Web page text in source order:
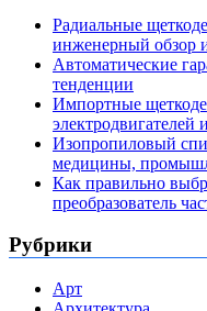
Радиальные
инженерный обзор
Автоматические
тенденции
Импортные
электродвигателей
Изопропиловый
медицины,
Как правильно
преобразователь
Рубрики
Арт